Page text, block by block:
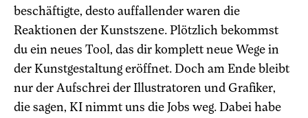
beschäftigte, desto auffallender waren die
Reaktionen der Kunstszene. Plötzlich bekommst
du ein neues Tool, das dir komplett neue Wege in
der Kunstgestaltung eröffnet. Doch am Ende bleibt
nur der Aufschrei der Illustratoren und Grafiker,
die sagen, KI nimmt uns die Jobs weg. Dabei habe